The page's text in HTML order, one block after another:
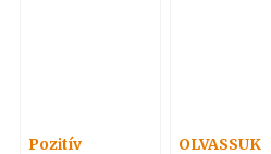
Pozitív
OLVASSUK